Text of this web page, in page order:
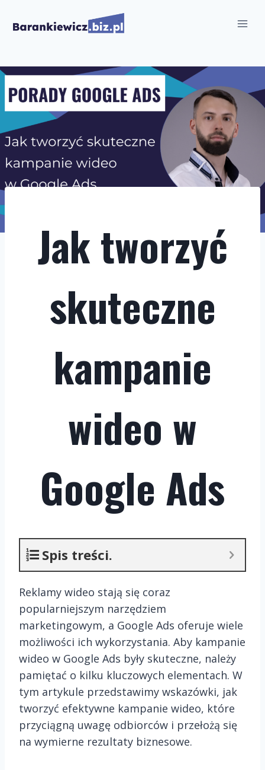
Jak tworzyć
skuteczne
kampanie
wideo w
Google Ads
Spis treści.
Reklamy wideo stają się coraz
popularniejszym narzędziem
marketingowym, a Google Ads oferuje wiele
możliwości ich wykorzystania. Aby kampanie
wideo w Google Ads były skuteczne, należy
pamiętać o kilku kluczowych elementach. W
tym artykule przedstawimy wskazówki, jak
tworzyć efektywne kampanie wideo, które
przyciągną uwagę odbiorców i przełożą się
na wymierne rezultaty biznesowe.